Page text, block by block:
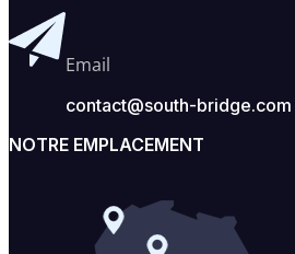
Email
contact@south-bridge.com
NOTRE EMPLACEMENT